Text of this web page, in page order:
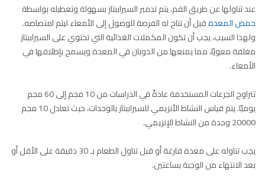
عند تناولها عن طريق الفم، يتم تدمير السيراببتاز بسهولة وتعطيله بواسطة
حمض المعدةقبل أن تتاح له الفرصة للوصول إلى الأمعاء ليتم امتصاصه.
ولهذا السبب، يجب أن تكون المكملات الغذائية التي تحتوي على السيراببتاز
مغلفة معويًا، مما يمنعها من الذوبان في المعدة ويسمح بإطلاقها في
الأمعاء.
تتراوح الجرعات المستخدمة عادةً في الدراسات من 10 مجم إلى 60 مجم
يوميًا. يتم قياس النشاط الأنزيمي للسيراببتاز بالوحدات، حيث تعادل 10 مجم
20000 وحدة من النشاط الإنزيمي.
يجب تناوله على معدة فارغة أو قبل تناول الطعام بـ 30 دقيقة على الأقل أو
بعد الانتهاء من الوجبة بساعتين.